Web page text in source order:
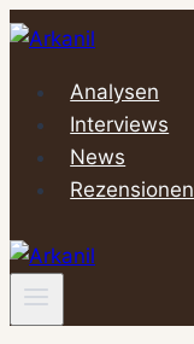
Zum
springenAnalysen
Interviews
News
Rezensionen